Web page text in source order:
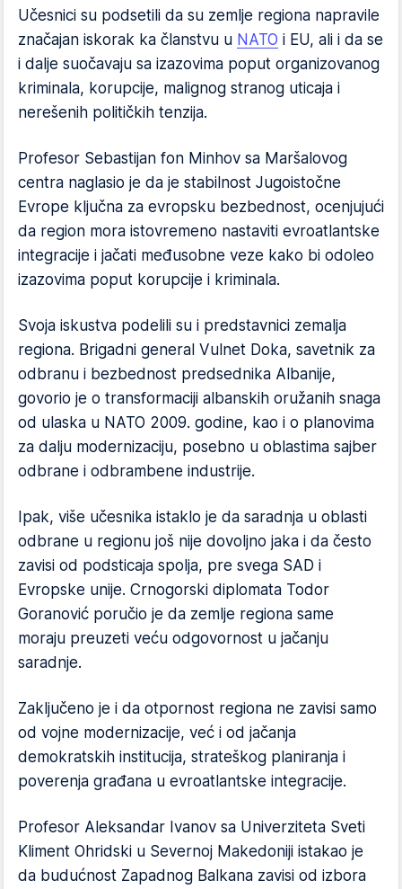
Učesnici su podsetili da su zemlje regiona napravile
značajan iskorak ka članstvu u NATO i EU, ali i da se
i dalje suočavaju sa izazovima poput organizovanog
kriminala, korupcije, malignog stranog uticaja i
nerešenih političkih tenzija.
Profesor Sebastijan fon Minhov sa Maršalovog
centra naglasio je da je stabilnost Jugoistočne
Evrope ključna za evropsku bezbednost, ocenjujući
da region mora istovremeno nastaviti evroatlantske
integracije i jačati međusobne veze kako bi odoleo
izazovima poput korupcije i kriminala.
Svoja iskustva podelili su i predstavnici zemalja
regiona. Brigadni general Vulnet Doka, savetnik za
odbranu i bezbednost predsednika Albanije,
govorio je o transformaciji albanskih oružanih snaga
od ulaska u NATO 2009. godine, kao i o planovima
za dalju modernizaciju, posebno u oblastima sajber
odbrane i odbrambene industrije.
Ipak, više učesnika istaklo je da saradnja u oblasti
odbrane u regionu još nije dovoljno jaka i da često
zavisi od podsticaja spolja, pre svega SAD i
Evropske unije. Crnogorski diplomata Todor
Goranović poručio je da zemlje regiona same
moraju preuzeti veću odgovornost u jačanju
saradnje.
Zaključeno je i da otpornost regiona ne zavisi samo
od vojne modernizacije, već i od jačanja
demokratskih institucija, strateškog planiranja i
poverenja građana u evroatlantske integracije.
Profesor Aleksandar Ivanov sa Univerziteta Sveti
Kliment Ohridski u Severnoj Makedoniji istakao je
da budućnost Zapadnog Balkana zavisi od izbora